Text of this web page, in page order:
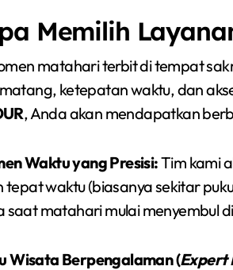
Memilih
matahari terbit di tempat
ketepatan waktu, dan
, Anda akan mendapatkan
Waktu yang Presisi:Tim kami
tepat waktu (biasanya sekitar
saat matahari mulai menyembul
Wisata Berpengalaman (Expert